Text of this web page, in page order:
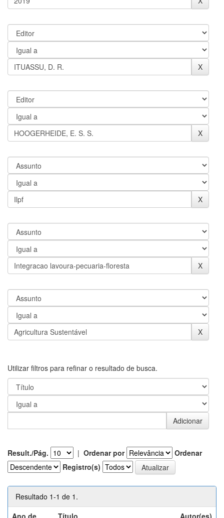
Utilizar filtros para refinar o resultado de busca.
Result./Pág. | Ordenar por
Ordenar
Registro(s)
Resultado 1-1 de 1.
Ano de
Título Autor(es)